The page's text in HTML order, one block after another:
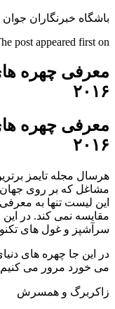
باشگاه خبرنگاران جوان
post appeared first on .
معرفی چهره
۲۰۱۶
معرفی چهره
۲۰۱۶
هرسال مجله تایمز
مشاغل که بر روی جهان
این لیست تنها به
مقایسه نمی کند. در
سرآشپز و غول های
در این جا چهره های
می خورد مرور می
زاکربرگ و همسرش